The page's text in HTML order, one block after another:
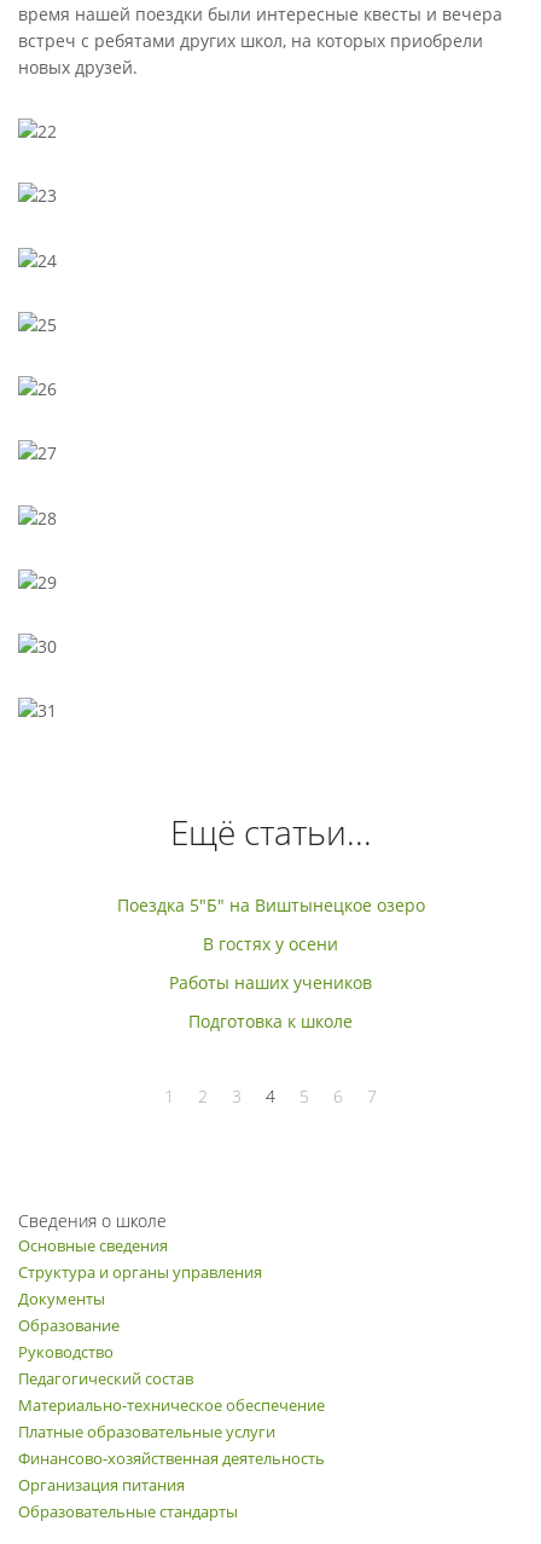
время нашей поездки были интересные квесты и вечера
встреч с ребятами других школ, на которых приобрели
новых друзей.
Ещё статьи...
Поездка 5"Б" на Виштынецкое озеро
В гостях у осени
Работы наших учеников
Подготовка к школе
1 2 3 4 5 6 7
Сведения о школе
Основные сведения
Структура и органы управления
Документы
Образование
Руководство
Педагогический состав
Материально-техническое обеспечение
Платные образовательные услуги
Финансово-хозяйственная деятельность
Организация питания
Образовательные стандарты